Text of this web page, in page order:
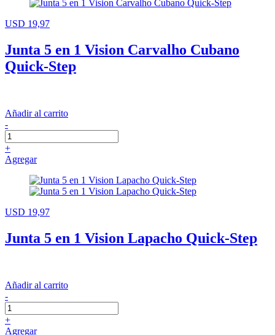
USD 19,97
Junta 5 en 1 Vision Carvalho Cubano
Quick-Step
Añadir al carrito
-
+
Agregar
USD 19,97
Junta 5 en 1 Vision Lapacho Quick-Step
Añadir al carrito
-
+
Agregar